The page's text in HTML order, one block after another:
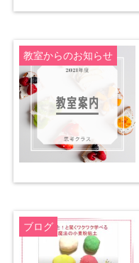
教室からのお知らせ
ブログ